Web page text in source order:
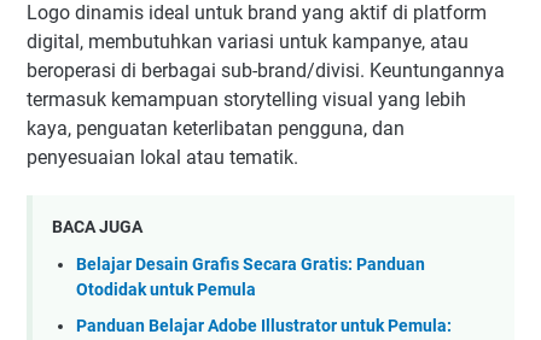
Logo dinamis ideal untuk brand yang aktif di platform
digital, membutuhkan variasi untuk kampanye, atau
beroperasi di berbagai sub-brand/divisi. Keuntungannya
termasuk kemampuan storytelling visual yang lebih
kaya, penguatan keterlibatan pengguna, dan
penyesuaian lokal atau tematik.
BACA JUGA
Belajar Desain Grafis Secara Gratis: Panduan
Otodidak untuk Pemula
Panduan Belajar Adobe Illustrator untuk Pemula: